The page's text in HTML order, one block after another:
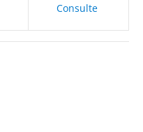
Consulte